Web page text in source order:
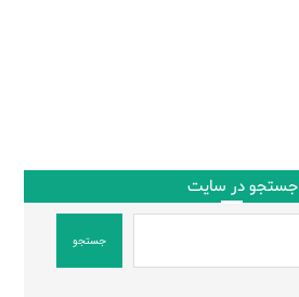
جستجو در سایت
جستجو